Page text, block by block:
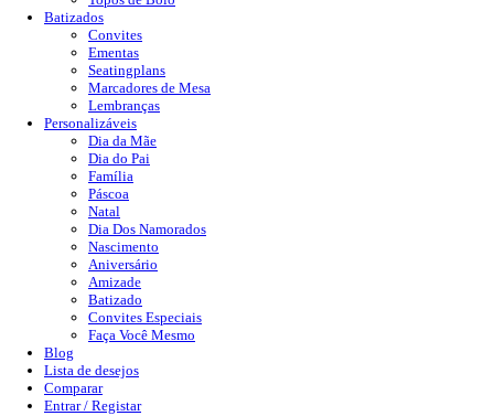
Batizados
Convites
Ementas
Seatingplans
Marcadores de Mesa
Lembranças
Personalizáveis
Dia da Mãe
Dia do Pai
Família
Páscoa
Natal
Dia Dos Namorados
Nascimento
Aniversário
Amizade
Batizado
Convites Especiais
Faça Você Mesmo
Blog
Lista de desejos
Comparar
Entrar / Registar